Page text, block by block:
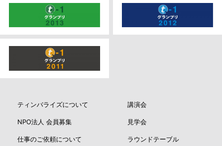
ティンバライズについて
NPO法人 会員募集
仕事のご依頼について
講演会
見学会
ラウンドテーブル